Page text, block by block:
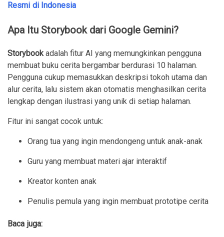
Resmi di Indonesia
Apa Itu Storybook dari Google Gemini?
Storybook adalah fitur AI yang memungkinkan pengguna
membuat buku cerita bergambar berdurasi 10 halaman.
Pengguna cukup memasukkan deskripsi tokoh utama dan
alur cerita, lalu sistem akan otomatis menghasilkan cerita
lengkap dengan ilustrasi yang unik di setiap halaman.
Fitur ini sangat cocok untuk:
Orang tua yang ingin mendongeng untuk anak-anak
Guru yang membuat materi ajar interaktif
Kreator konten anak
Penulis pemula yang ingin membuat prototipe cerita
Baca juga: